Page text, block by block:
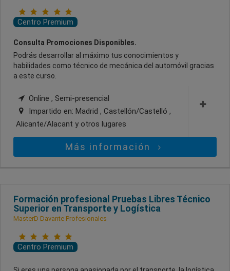
Centro Premium
Consulta Promociones Disponibles.
Podrás desarrollar al máximo tus conocimientos y
habilidades como técnico de mecánica del automóvil gracias
a este curso.
Online , Semi-presencial
Impartido en: Madrid , Castellón/Castelló ,
Alicante/Alacant y otros lugares
Más información
Formación profesional Pruebas Libres Técnico
Superior en Transporte y Logística
MasterD Davante Profesionales
Centro Premium